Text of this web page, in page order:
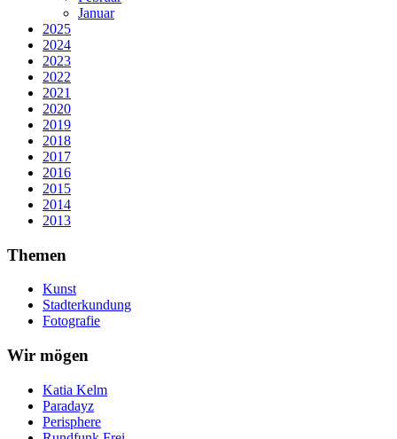
Januar
2025
2024
2023
2022
2021
2020
2019
2018
2017
2016
2015
2014
2013
Themen
Kunst
Stadterkundung
Fotografie
Wir mögen
Katia Kelm
Paradayz
Perisphere